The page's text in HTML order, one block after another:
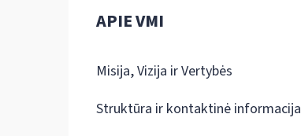
APIE VMI
Misija, Vizija ir Vertybės
Struktūra ir kontaktinė informacija